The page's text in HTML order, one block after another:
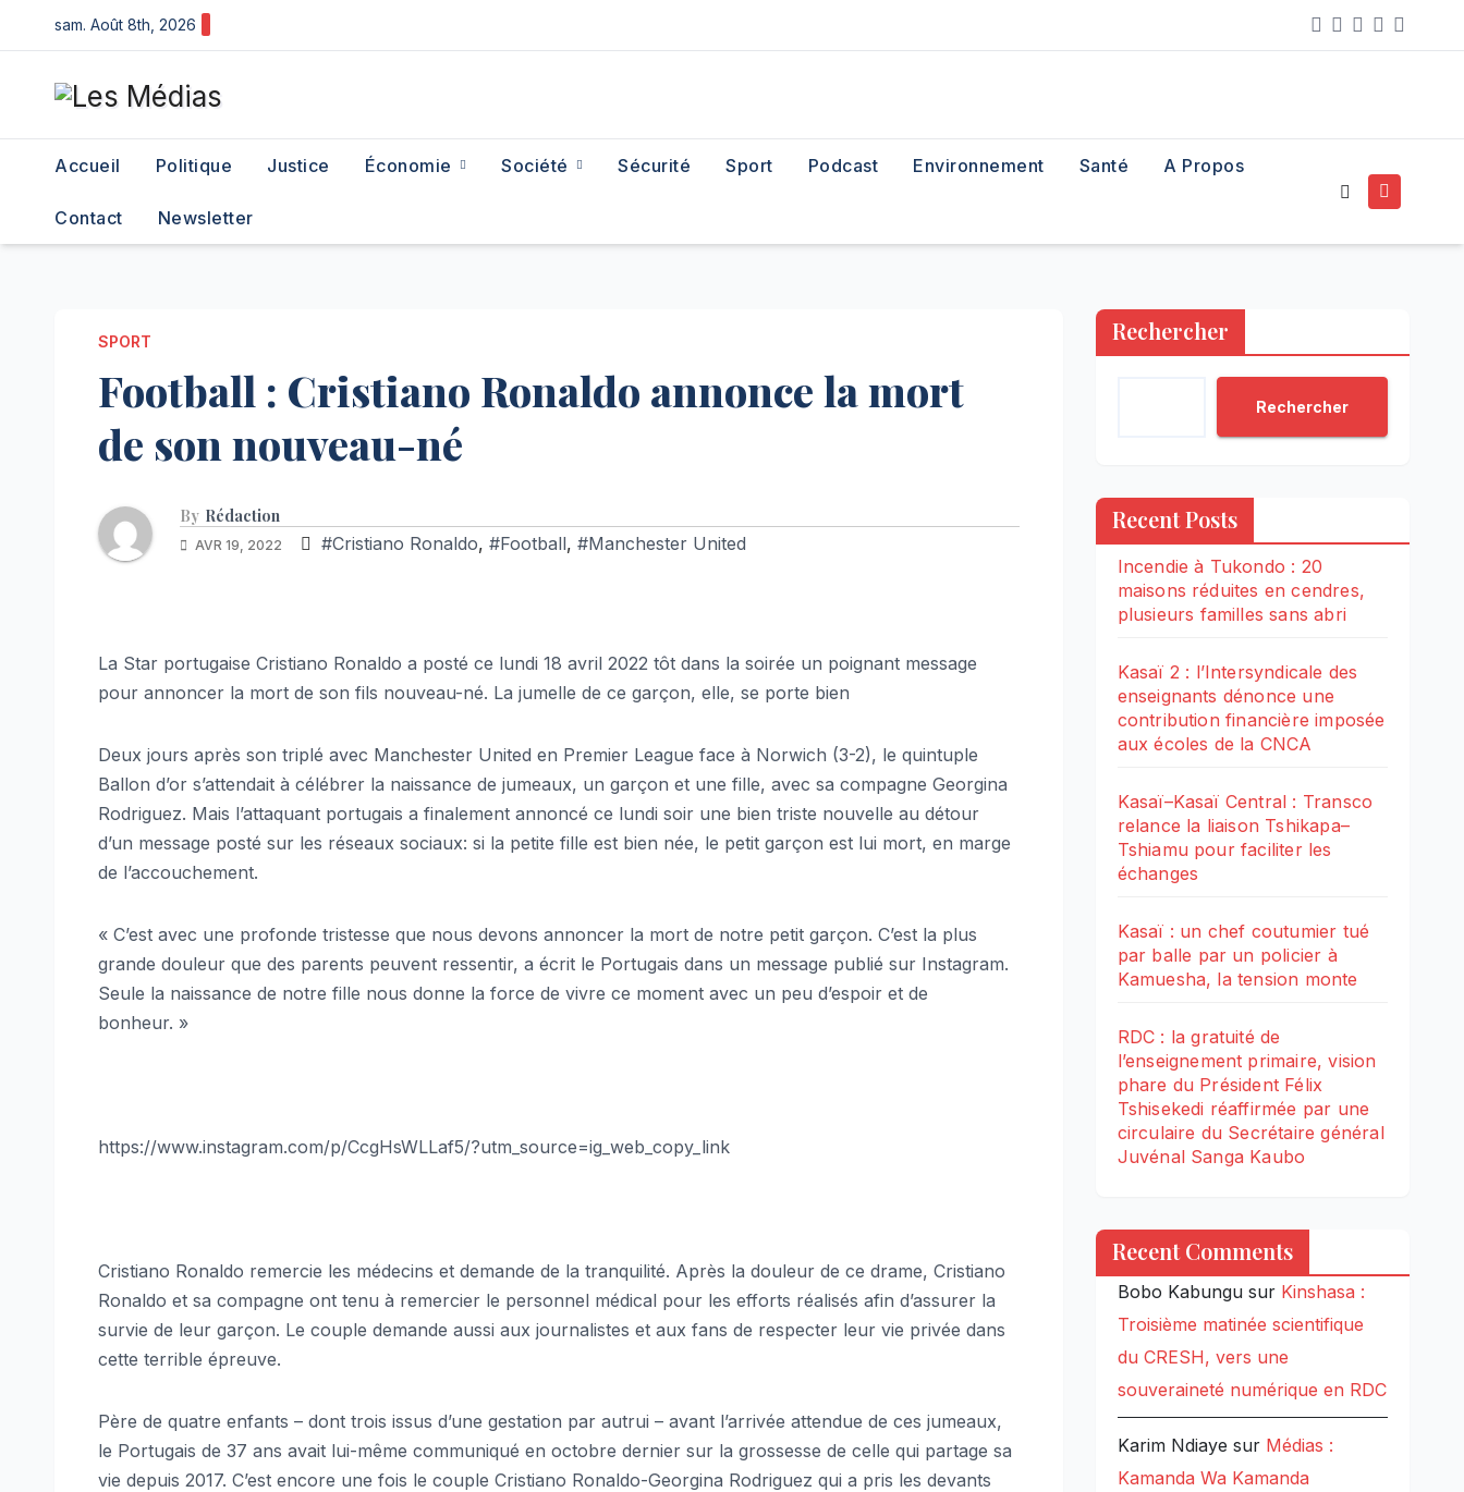
to
content
sam. Août 8th, 2026
Accueil Politique Justice Économie Société Sécurité Sport Podcast Environnement Santé A Propos
Contact Newsletter
SPORT
Football : Cristiano Ronaldo annonce la mort
de son nouveau-né
By Rédaction
AVR 19, 2022 #Cristiano Ronaldo, #Football, #Manchester United
La Star portugaise Cristiano Ronaldo a posté ce lundi 18 avril 2022 tôt dans la soirée un poignant message
pour annoncer la mort de son fils nouveau-né. La jumelle de ce garçon, elle, se porte bien
Deux jours après son triplé avec Manchester United en Premier League face à Norwich (3-2), le quintuple
Ballon d’or s’attendait à célébrer la naissance de jumeaux, un garçon et une fille, avec sa compagne Georgina
Rodriguez. Mais l’attaquant portugais a finalement annoncé ce lundi soir une bien triste nouvelle au détour
d’un message posté sur les réseaux sociaux: si la petite fille est bien née, le petit garçon est lui mort, en marge
de l’accouchement.
« C’est avec une profonde tristesse que nous devons annoncer la mort de notre petit garçon. C’est la plus
grande douleur que des parents peuvent ressentir, a écrit le Portugais dans un message publié sur Instagram.
Seule la naissance de notre fille nous donne la force de vivre ce moment avec un peu d’espoir et de
bonheur. »
https://www.instagram.com/p/CcgHsWLLaf5/?utm_source=ig_web_copy_link
Cristiano Ronaldo remercie les médecins et demande de la tranquilité. Après la douleur de ce drame, Cristiano
Ronaldo et sa compagne ont tenu à remercier le personnel médical pour les efforts réalisés afin d’assurer la
survie de leur garçon. Le couple demande aussi aux journalistes et aux fans de respecter leur vie privée dans
cette terrible épreuve.
Père de quatre enfants – dont trois issus d’une gestation par autrui – avant l’arrivée attendue de ces jumeaux,
le Portugais de 37 ans avait lui-même communiqué en octobre dernier sur la grossesse de celle qui partage sa
vie depuis 2017. C’est encore une fois le couple Cristiano Ronaldo-Georgina Rodriguez qui a pris les devants
Rechercher
Rechercher
Recent Posts
Incendie à Tukondo : 20
maisons réduites en cendres,
plusieurs familles sans abri
Kasaï 2 : l’Intersyndicale des
enseignants dénonce une
contribution financière imposée
aux écoles de la CNCA
Kasaï–Kasaï Central : Transco
relance la liaison Tshikapa–
Tshiamu pour faciliter les
échanges
Kasaï : un chef coutumier tué
par balle par un policier à
Kamuesha, la tension monte
RDC : la gratuité de
l’enseignement primaire, vision
phare du Président Félix
Tshisekedi réaffirmée par une
circulaire du Secrétaire général
Juvénal Sanga Kaubo
Recent Comments
Bobo Kabungusur Kinshasa :
Troisième matinée scientifique
du CRESH, vers une
souveraineté numérique en RDC
Karim Ndiaye sur Médias :
Kamanda Wa Kamanda